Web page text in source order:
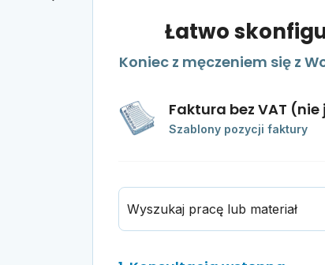
Łatwo
Koniec z męczeniem się z
Faktura bez VAT
Szablony pozycji faktury
Wyszukaj pracę lub materiał